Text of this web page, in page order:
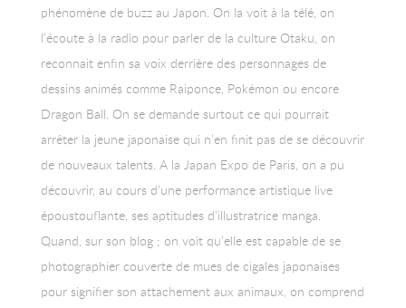
phénomène de buzz au Japon. On la voit à la télé, on
l’écoute à la radio pour parler de la culture Otaku, on
reconnait enfin sa voix derrière des personnages de
dessins animés comme Raiponce, Pokémon ou encore
Dragon Ball. On se demande surtout ce qui pourrait
arrêter la jeune japonaise qui n’en finit pas de se découvrir
de nouveaux talents. A la Japan Expo de Paris, on a pu
découvrir, au cours d’une performance artistique live
époustouflante, ses aptitudes d’illustratrice manga.
Quand, sur son blog ; on voit qu’elle est capable de se
photographier couverte de mues de cigales japonaises
pour signifier son attachement aux animaux, on comprend